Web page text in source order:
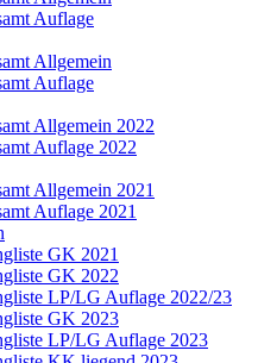
Auflage
Allgemein
Auflage
Allgemein 2022
Auflage 2022
Allgemein 2021
Auflage 2021
GK 2021
GK 2022
LP/LG Auflage 2022/23
GK 2023
LP/LG Auflage 2023